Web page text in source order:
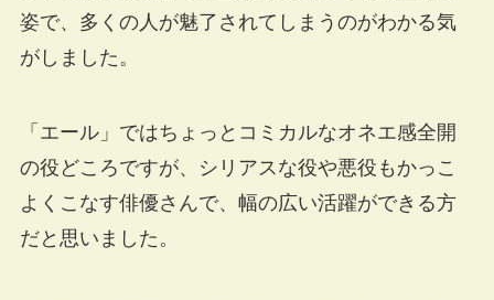
姿で、多くの人が魅了されてしまうのがわかる気
がしました。
「エール」ではちょっとコミカルなオネエ感全開
の役どころですが、シリアスな役や悪役もかっこ
よくこなす俳優さんで、幅の広い活躍ができる方
だと思いました。